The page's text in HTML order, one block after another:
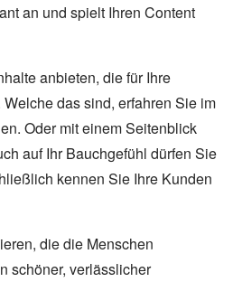
an und spielt Ihren Content
anbieten, die für Ihre
das sind, erfahren Sie im
Oder mit einem Seitenblick
auf Ihr Bauchgefühl dürfen Sie
kennen Sie Ihre Kunden
die die Menschen
schöner, verlässlicher